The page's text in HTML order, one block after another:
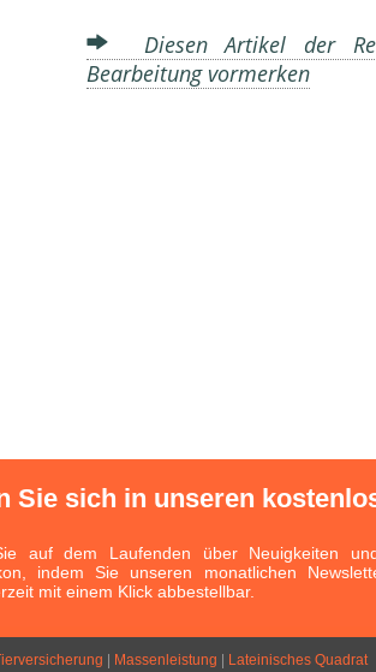
Diesen Artikel der
Bearbeitung vormerken
Sie sich in unseren
auf dem Laufenden über Neuigkeiten
indem Sie unseren monatlichen
mit einem Klick abbestellbar.
Massenleistung Lateinisches Quadrat